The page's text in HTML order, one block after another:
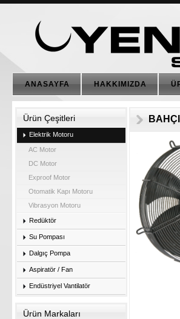
ANASAYFA HAKKIMIZDA
Ürün Çeşitleri
Elektrik Motoru
AC Motor
DC Motor
Exproof Motor
Otomatik Kapı Motoru
Vibrasyon Motoru
Redüktör
Su Pompası
Dalgıç Pompa
Aspiratör / Fan
Endüstriyel Vantilatör
Ürün Markaları